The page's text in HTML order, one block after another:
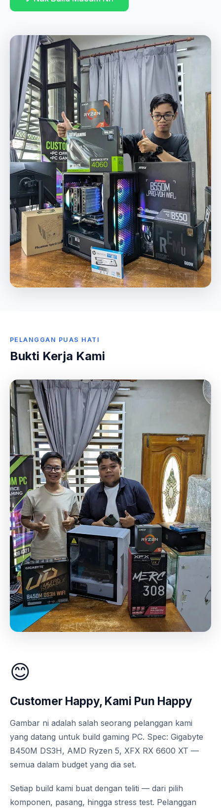
PELANGGAN PUAS HATI
Bukti Kerja Kami
😊
Customer Happy, Kami Pun Happy
Gambar ni adalah salah seorang pelanggan kami
yang datang untuk build gaming PC. Spec: Gigabyte
B450M DS3H, AMD Ryzen 5, XFX RX 6600 XT —
semua dalam budget yang dia set.
Setiap build kami buat dengan teliti — dari pilih
komponen, pasang, hingga stress test. Pelanggan